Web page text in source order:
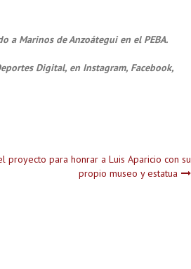
a Marinos de Anzoátegui en el PEBA.
Digital, en Instagram, Facebook,
proyecto para honrar a Luis Aparicio con su
propio museo y estatua